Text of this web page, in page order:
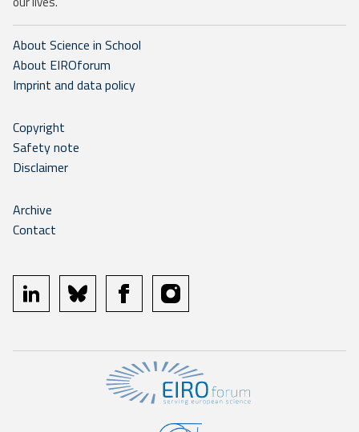
About Science in School
About EIROforum
Imprint and data policy
Copyright
Safety note
Disclaimer
Archive
Contact
linkedin bluesky facebookinstagram